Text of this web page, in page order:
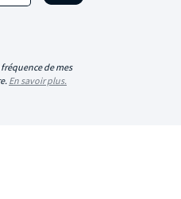
de mes
En savoir plus.